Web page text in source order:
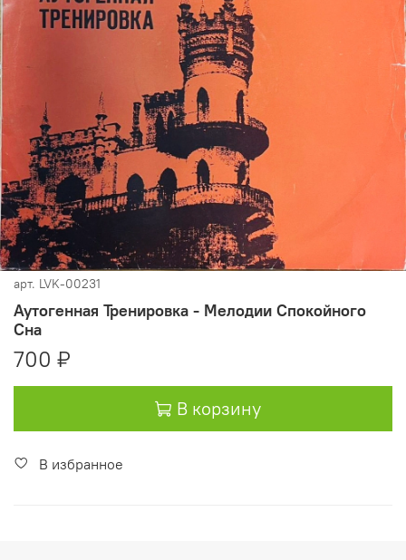
арт. LVK-00231
Аутогенная Тренировка - Мелодии Спокойного
Сна
700 ₽
В корзину
В избранное